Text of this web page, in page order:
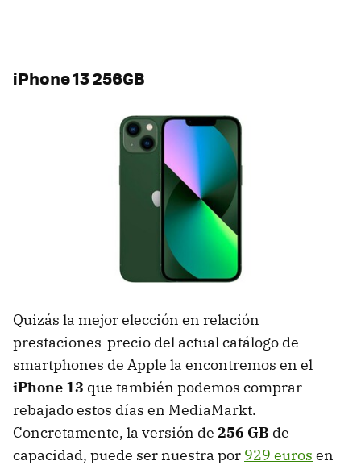
iPhone 13 256GB
Quizás la mejor elección en relación
prestaciones-precio del actual catálogo de
smartphones de Apple la encontremos en el
iPhone 13 que también podemos comprar
rebajado estos días en MediaMarkt.
Concretamente, la versión de 256 GB de
capacidad, puede ser nuestra por 929 euros en